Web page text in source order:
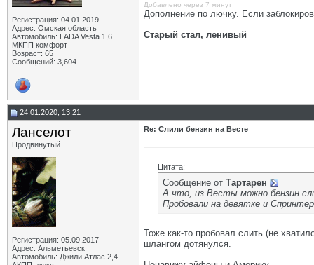
Регистрация: 04.01.2019
Адрес: Омская область
Автомобиль: LADA Vesta 1,6
МКПП комфорт
Возраст: 65
Сообщений: 3,604
Добавлено через 7 минут
Дополнение по лючку. Если
Старый стал, ленивый
24.01.2020, 13:21
Ланселот
Продвинутый
Регистрация: 05.09.2017
Адрес: Альметьевск
Автомобиль: Джили Атлас 2,4
Re: Слили бензин на Весте
Цитата:
Сообщение от Тартарен
А что, из Весты можно бензин
Пробовали на девятке и
Тоже как-то пробовал слить (не
шлангом дотянулся.